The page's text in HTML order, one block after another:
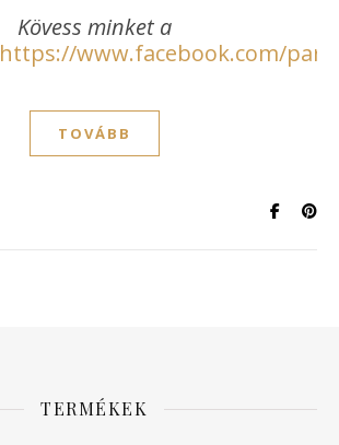
Kövess minket a
https://www.facebook.com/
TOVÁBB
TERMÉKEK